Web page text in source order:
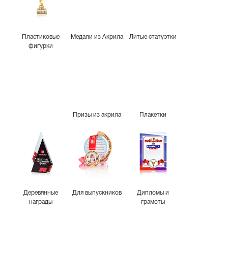
Пластиковые
фигурки
Медали из Акрила Литые статуэтки
Призы из акрила Плакетки
Деревянные
награды
Для выпускников
Дипломы и
грамоты